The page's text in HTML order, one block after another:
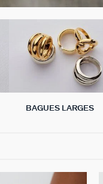
BAGUES LARGES